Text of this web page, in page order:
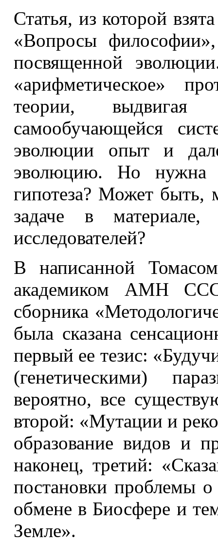
Статья, из которой
«Вопросы
посвященной
«арифметическое»
теории, выдвигая
самообучающейся
эволюции опыт и
эволюцию. Но нужна
гипотеза? Может быть,
задаче в
исследователей?
В написанной
академиком АМН
сборника
была сказана
первый ее тезис:
(генетическими)
вероятно, все
второй: «Мутации и
образование видов и
наконец, третий:
постановки проблемы о
обмене в Биосфере и
Земле».